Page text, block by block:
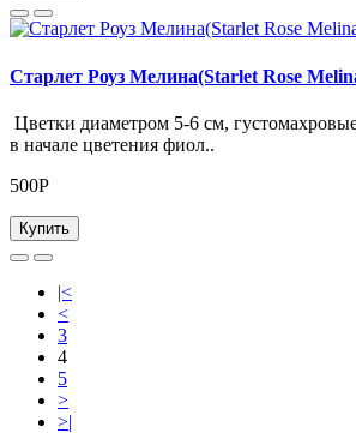
Старлет Роуз Мелина(Starlet Rose
Цветки диаметром 5-6 см,
в начале цветения фиол..
500Р
Купить
|<
<
3
4
5
>
>|